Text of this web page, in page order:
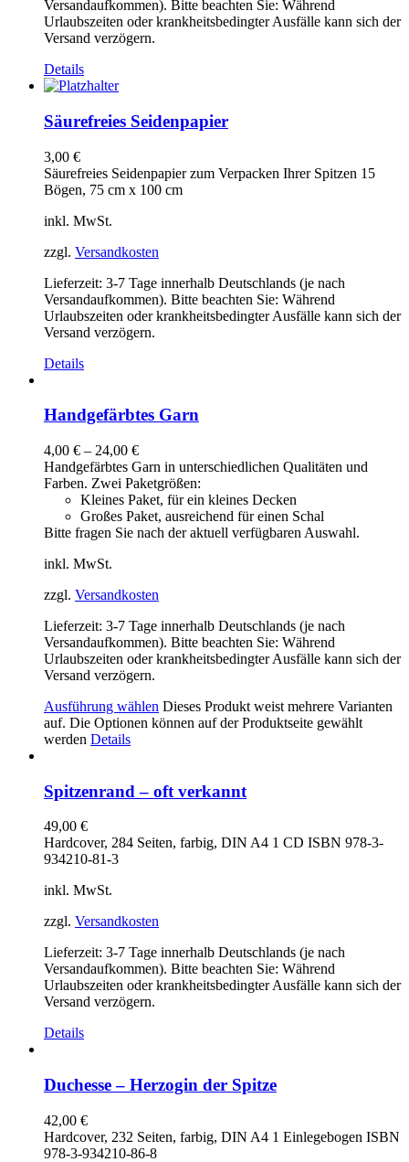
Versandaufkommen). Bitte beachten Sie: Während
Urlaubszeiten oder krankheitsbedingter Ausfälle kann sich der
Versand verzögern.
Details
Säurefreies Seidenpapier
3,00 €
Säurefreies Seidenpapier zum Verpacken Ihrer Spitzen 15
Bögen, 75 cm x 100 cm
inkl. MwSt.
zzgl. Versandkosten
Lieferzeit: 3-7 Tage innerhalb Deutschlands (je nach
Versandaufkommen). Bitte beachten Sie: Während
Urlaubszeiten oder krankheitsbedingter Ausfälle kann sich der
Versand verzögern.
Details
Handgefärbtes Garn
4,00 € – 24,00 €
Handgefärbtes Garn in unterschiedlichen Qualitäten und
Farben. Zwei Paketgrößen:
Kleines Paket, für ein kleines Decken
Großes Paket, ausreichend für einen Schal
Bitte fragen Sie nach der aktuell verfügbaren Auswahl.
inkl. MwSt.
zzgl. Versandkosten
Lieferzeit: 3-7 Tage innerhalb Deutschlands (je nach
Versandaufkommen). Bitte beachten Sie: Während
Urlaubszeiten oder krankheitsbedingter Ausfälle kann sich der
Versand verzögern.
Ausführung wählen Dieses Produkt weist mehrere Varianten
auf. Die Optionen können auf der Produktseite gewählt
werden Details
Spitzenrand – oft verkannt
49,00 €
Hardcover, 284 Seiten, farbig, DIN A4 1 CD ISBN 978-3-
934210-81-3
inkl. MwSt.
zzgl. Versandkosten
Lieferzeit: 3-7 Tage innerhalb Deutschlands (je nach
Versandaufkommen). Bitte beachten Sie: Während
Urlaubszeiten oder krankheitsbedingter Ausfälle kann sich der
Versand verzögern.
Details
Duchesse – Herzogin der Spitze
42,00 €
Hardcover, 232 Seiten, farbig, DIN A4 1 Einlegebogen ISBN
978-3-934210-86-8